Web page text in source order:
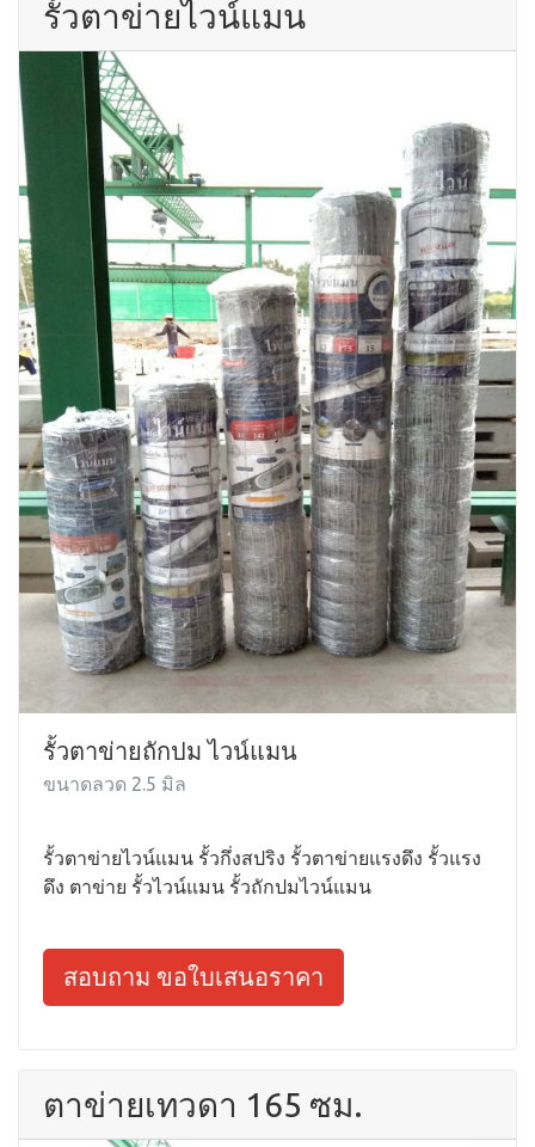
รั้วตาข่ายไวน์แมน
รั้วตาข่ายถักปม ไวน์แมน
ขนาดลวด 2.5 มิล
รั้วตาข่ายไวน์แมน รั้วกึ่งสปริง รั้วตาข่ายแรงดึง รั้วแรง
ดึง ตาข่าย รั้วไวน์แมน รั้วถักปมไวน์แมน
สอบถาม ขอใบเสนอราคา
ตาข่ายเทวดา 165 ซม.